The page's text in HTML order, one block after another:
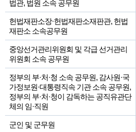
법관, 법원 소속 공무원
헌법재판소장·헌법재판소재판관, 헌법
재판소 소속공무원
중앙선거관리위원회 및 각급 선거관리
위원회 소속 공무원
정부의 부·처·청 소속 공무원, 감사원·국
가정보원·대통령직속 기관 소속 공무원,
정부의 부·처·청이 감독하는 공직유관단
체의 임·직원
군인 및 군무원